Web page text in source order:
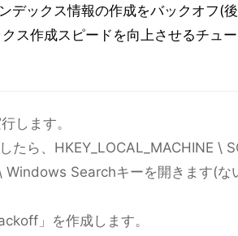
デックス情報の作成をバックオフ(
ス作成スピードを向上させるチュ
します。
たら、HKEY_LOCAL_MACHINE \
Searchキーを開きます(な
」を作成します。